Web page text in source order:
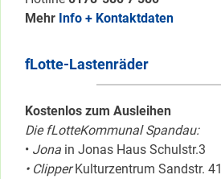
Mehr Info + Kontaktdaten
fLotte-Lastenräder
Kostenlos zum Ausleihen
Die fLotteKommunal Spandau:
• Jona in Jonas Haus Schulstr.3
• ClipperKulturzentrum Sandstr. 41